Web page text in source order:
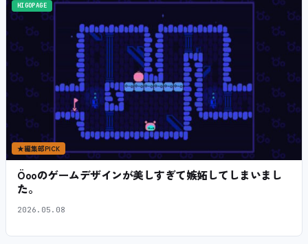
HIGOPAGE
★編集部PICK
Öooのゲームデザインが美しすぎて嫉妬してしまいまし
た。
2026.05.08